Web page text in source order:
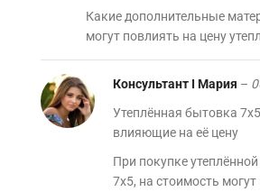
Какие дополнительные
могут повлиять на цену
Консультант I Мария –
Утеплённая бытовка
влияющие на её цену
При покупке
7х5, на стоимость